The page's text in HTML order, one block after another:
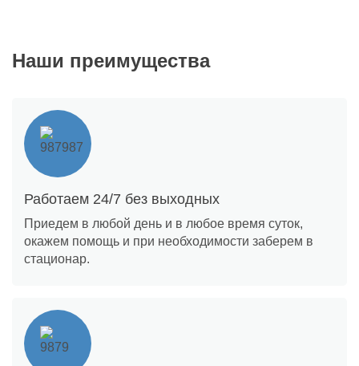
Наши преимущества
Работаем 24/7 без выходных
Приедем в любой день и в любое время суток,
окажем помощь и при необходимости заберем в
стационар.